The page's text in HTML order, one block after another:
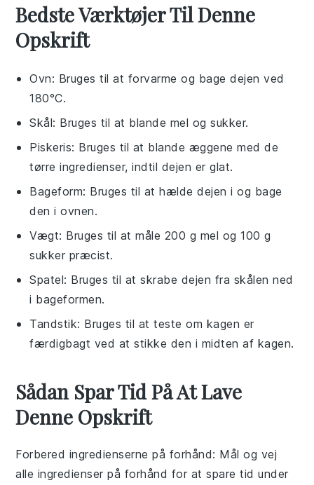
Bedste Værktøjer Til Denne
Opskrift
Ovn: Bruges til at forvarme og bage dejen ved
180°C.
Skål: Bruges til at blande mel og sukker.
Piskeris: Bruges til at blande æggene med de
tørre ingredienser, indtil dejen er glat.
Bageform: Bruges til at hælde dejen i og bage
den i ovnen.
Vægt: Bruges til at måle 200 g mel og 100 g
sukker præcist.
Spatel: Bruges til at skrabe dejen fra skålen ned
i bageformen.
Tandstik: Bruges til at teste om kagen er
færdigbagt ved at stikke den i midten af kagen.
Sådan Spar Tid På At Lave
Denne Opskrift
Forbered ingredienserne på forhånd: Mål og vej
alle ingredienser på forhånd for at spare tid under